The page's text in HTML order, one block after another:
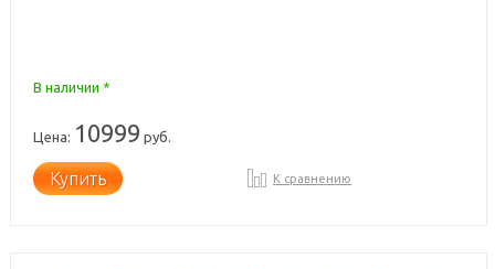
В наличии *
Цена: 10999 руб.
Купить К сравнению